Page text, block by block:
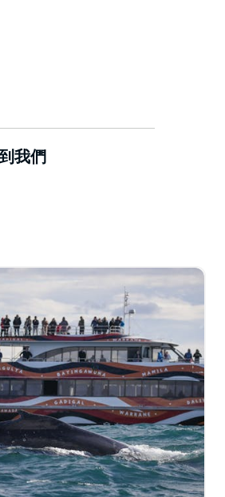
航海經驗，駕駛著客製化的賞鯨
賞大自然的壯麗景色。
，每日均有遊船從達令港和環形碼
的賞鯨成功率，保證您一定能看到
。
我們